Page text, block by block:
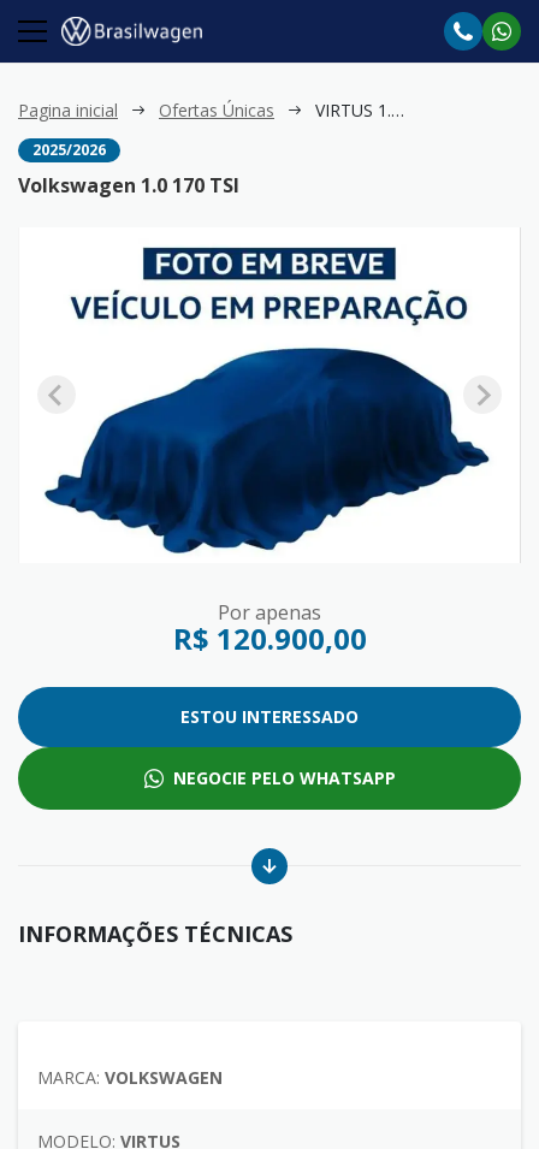
Pagina inicial Ofertas Únicas VIRTUS 1.0 170 TSI
2025/2026
Volkswagen 1.0 170 TSI
Por apenas
R$ 120.900,00
ESTOU INTERESSADO
NEGOCIE PELO WHATSAPP
INFORMAÇÕES TÉCNICAS
MARCA: VOLKSWAGEN
MODELO: VIRTUS